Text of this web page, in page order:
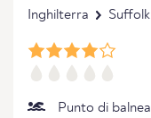
Inghilterra Suffolk
Punto di